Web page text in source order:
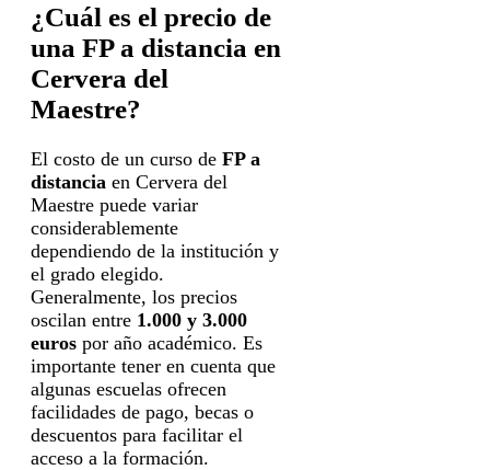
¿Cuál es el precio de
una FP a distancia en
Cervera del
Maestre?
El costo de un curso de FP a
distancia en Cervera del
Maestre puede variar
considerablemente
dependiendo de la institución y
el grado elegido.
Generalmente, los precios
oscilan entre 1.000 y 3.000
euros por año académico. Es
importante tener en cuenta que
algunas escuelas ofrecen
facilidades de pago, becas o
descuentos para facilitar el
acceso a la formación.